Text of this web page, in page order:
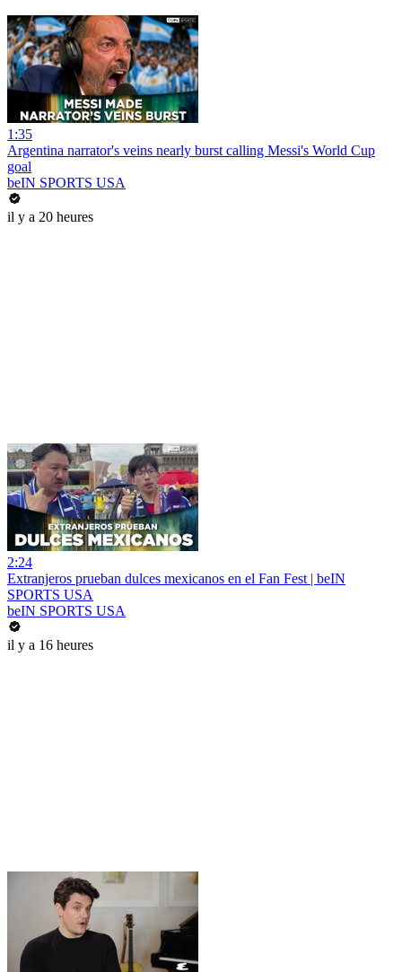
1:35
Argentina narrator's veins nearly burst calling Messi's World Cup
goal
beIN SPORTS USA
il y a 20 heures
2:24
Extranjeros prueban dulces mexicanos en el Fan Fest | beIN
SPORTS USA
beIN SPORTS USA
il y a 16 heures